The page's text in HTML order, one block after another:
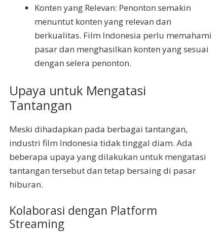
Konten yang Relevan: Penonton semakin
menuntut konten yang relevan dan
berkualitas. Film Indonesia perlu memahami
pasar dan menghasilkan konten yang sesuai
dengan selera penonton.
Upaya untuk Mengatasi
Tantangan
Meski dihadapkan pada berbagai tantangan,
industri film Indonesia tidak tinggal diam. Ada
beberapa upaya yang dilakukan untuk mengatasi
tantangan tersebut dan tetap bersaing di pasar
hiburan.
Kolaborasi dengan Platform
Streaming